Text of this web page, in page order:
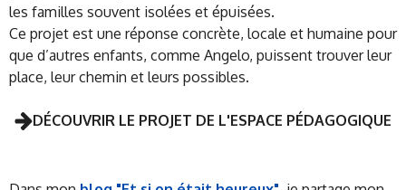
les familles souvent isolées et épuisées.
Ce projet est une réponse concrète, locale et humaine pour
que d’autres enfants, comme Angelo, puissent trouver leur
place, leur chemin et leurs possibles.
DÉCOUVRIR LE PROJET DE L'ESPACE PÉDAGOGIQUE